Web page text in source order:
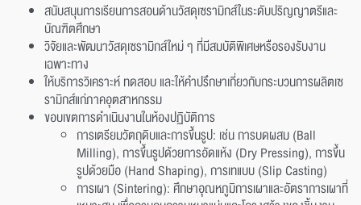
สนับสนุนการเรียนการสอนด้านวัสดุเซรามิกส์ในระดับปริญญาตรีและ
บัณฑิตศึกษา
วิจัยและพัฒนาวัสดุเซรามิกส์ใหม่ ๆ ที่มีสมบัติพิเศษหรือรองรับงาน
เฉพาะทาง
ให้บริการวิเคราะห์ ทดสอบ และให้คำปรึกษาเกี่ยวกับกระบวนการผลิตเซ
รามิกส์แก่ภาคอุตสาหกรรม
ขอบเขตการดำเนินงานในห้องปฏิบัติการ
การเตรียมวัตถุดิบและการขึ้นรูป: เช่น การบดผสม (Ball
Milling), การขึ้นรูปด้วยการอัดแห้ง (Dry Pressing), การขึ้น
รูปด้วยมือ (Hand Shaping), การเทแบบ (Slip Casting)
การเผา (Sintering): ศึกษาอุณหภูมิการเผาและอัตราการเผาที่